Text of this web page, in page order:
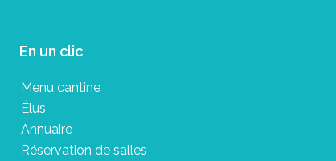
En un clic
Menu cantine
Élus
Annuaire
Réservation de salles